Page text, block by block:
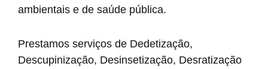
ambientais e de saúde pública.
Prestamos serviços de Dedetização,
Descupinização, Desinsetização, Desratização